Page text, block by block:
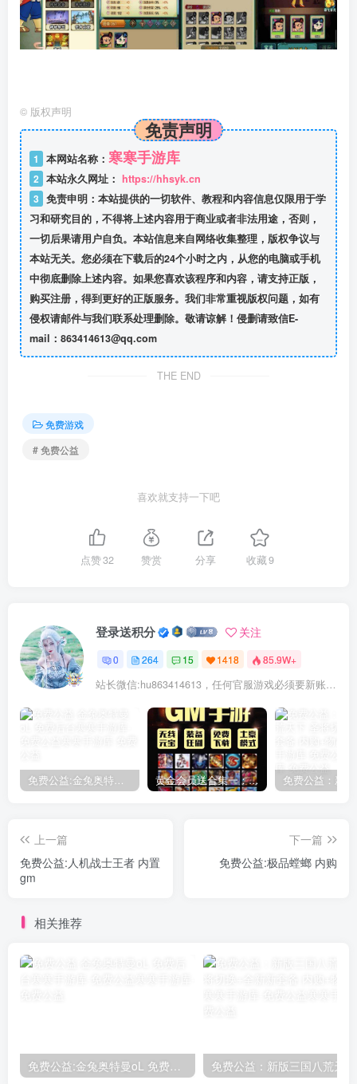
© 版权声明
免责声明
1 本网站名称： 寒寒手游库
2 本站永久网址： https://hhsyk.cn
3 免责申明：本站提供的一切软件、教程和内容信息仅限用于学
习和研究目的，不得将上述内容用于商业或者非法用途，否则，
一切后果请用户自负。本站信息来自网络收集整理，版权争议与
本站无关。您必须在下载后的24个小时之内，从您的电脑或手机
中彻底删除上述内容。如果您喜欢该程序和内容，请支持正版，
购买注册，得到更好的正版服务。我们非常重视版权问题，如有
侵权请邮件与我们联系处理删除。敬请谅解！侵删请致信E-
mail：863414613@qq.com
THE END
免费游戏
# 免费公益
喜欢就支持一下吧
点赞32 赞赏 分享 收藏9
登录送积分 关注
0 264 15 1418 85.9W+
站长微信:hu863414613，任何官服游戏必须要新账号注册！充值前记得找我审核账号!
黄金会员送合集一：150款后台手游合集
上一篇
免费公益:人机战士王者 内置
gm
下一篇
免费公益:极品螳螂 内购
相关推荐